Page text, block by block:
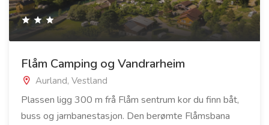
Flåm Camping og Vandrarheim
Aurland, Vestland
Plassen ligg 300 m frå Flåm sentrum kor du finn båt,
buss og jarnbanestasjon. Den berømte Flåmsbana